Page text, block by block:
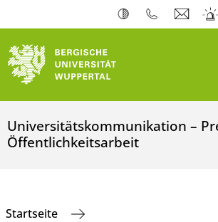
Universitätskommunikation –
Öffentlichkeitsarbeit
Startseite